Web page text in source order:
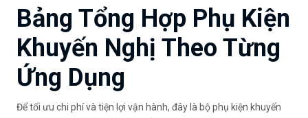
Bảng Tổng Hợp Phụ Kiện
Khuyến Nghị Theo Từng
Ứng Dụng
Để tối ưu chi phí và tiện lợi vận hành, đây là bộ phụ kiện khuyến